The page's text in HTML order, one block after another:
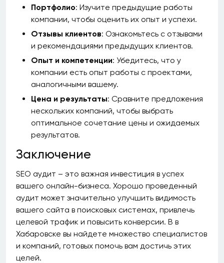
Портфолио: Изучите предыдущие работы
компании, чтобы оценить их опыт и успехи.
Отзывы клиентов: Ознакомьтесь с отзывами
и рекомендациями предыдущих клиентов.
Опыт и компетенции: Убедитесь, что у
компании есть опыт работы с проектами,
аналогичными вашему.
Цена и результаты: Сравните предложения
нескольких компаний, чтобы выбрать
оптимальное сочетание цены и ожидаемых
результатов.
Заключение
SEO аудит – это важная инвестиция в успех
вашего онлайн-бизнеса. Хорошо проведенный
аудит может значительно улучшить видимость
вашего сайта в поисковых системах, привлечь
целевой трафик и повысить конверсии. В в
Хабаровске вы найдете множество специалистов
и компаний, готовых помочь вам достичь этих
целей.